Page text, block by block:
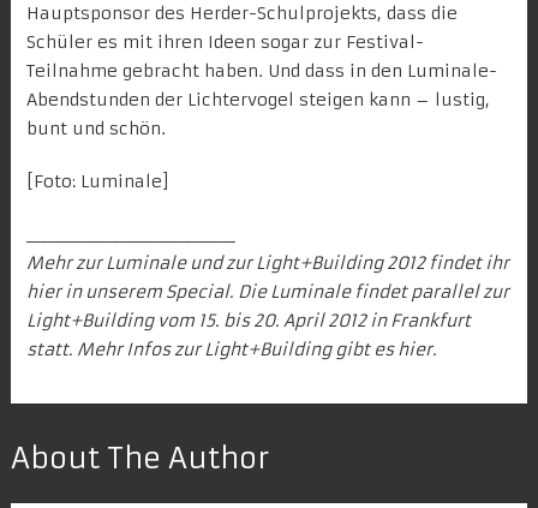
Hauptsponsor des Herder-Schulprojekts, dass die
Schüler es mit ihren Ideen sogar zur Festival-
Teilnahme gebracht haben. Und dass in den Luminale-
Abendstunden der Lichtervogel steigen kann – lustig,
bunt und schön.
[Foto: Luminale]
Mehr zur Luminale und zur Light+Building 2012 findet ihr
hier in unserem Special. DieLuminale findet parallel zur
Light+Building vom 15. bis 20. April 2012 in Frankfurt
statt. Mehr Infoszur Light+Buildinggibt eshier.
About The Author